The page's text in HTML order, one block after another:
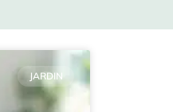
JARDIN